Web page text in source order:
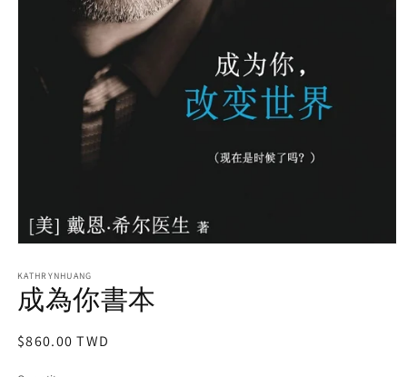
1
in
modal
KATHRYNHUANG
成為你書本
Regular
$860.00 TWD